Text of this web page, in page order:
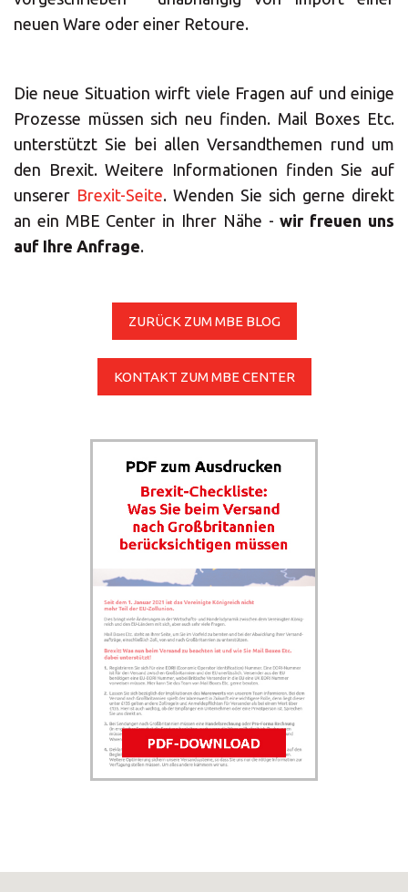
neuen Ware oder einer Retoure.
Die neue Situation wirft viele Fragen auf und einige
Prozesse müssen sich neu finden. Mail Boxes Etc.
unterstützt Sie bei allen Versandthemen rund um
den Brexit. Weitere Informationen finden Sie auf
unserer Brexit-Seite. Wenden Sie sich gerne direkt
an ein MBE Center in Ihrer Nähe -wir freuen uns
auf Ihre Anfrage.
ZURÜCK ZUM MBE BLOG
KONTAKT ZUM MBE CENTER
Europe
ROW
Geben Sie die PLZ oder Adresse ein
SUCHEN
Benötigen Sie eine
Alternative?
MBE CENTERN IN DEUTSCHLAND
eröffnen Sie ein MBE Center